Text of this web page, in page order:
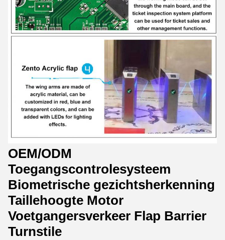
OEM/ODM
Toegangscontrolesysteem
Biometrische gezichtsherkenning
Taillehoogte Motor
Voetgangersverkeer Flap Barrier
Turnstile